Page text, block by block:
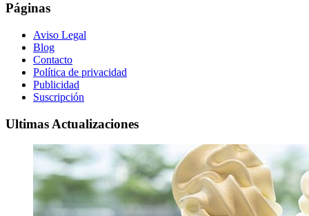
Páginas
Aviso Legal
Blog
Contacto
Política de privacidad
Publicidad
Suscripción
Ultimas Actualizaciones